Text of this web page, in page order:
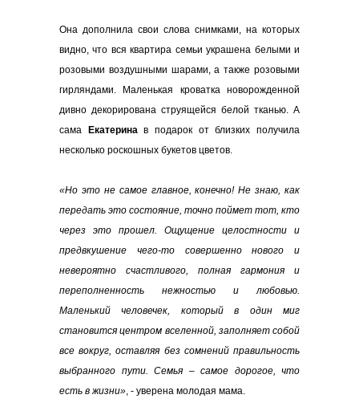
Она дополнила свои слова снимками, на которых
видно, что вся квартира семьи украшена белыми и
розовыми воздушными шарами, а также розовыми
гирляндами. Маленькая кроватка новорожденной
дивно декорирована струящейся белой тканью. А
сама
Екатеринав подарок от близких получила
несколько роскошных букетов цветов.
«Но это не самое главное, конечно! Не знаю, как
передать это состояние, точно поймет тот, кто
через это прошел. Ощущение целостности и
предвкушение чего-то совершенно нового и
невероятно счастливого, полная гармония и
переполненность нежностью и любовью.
Маленький человечек, который в один миг
становится центром вселенной, заполняет собой
все вокруг, оставляя без сомнений правильность
выбранного пути. Семья – самое дорогое, что
есть в жизни», - уверена молодая мама.